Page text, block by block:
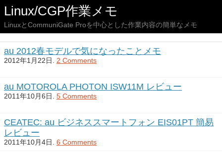
Linux/CGP作業メモ
LinuxとCommuniGate Proを中心とした作業内容の簡単なメモ
au 2012春モデルで気になったことメモ
2012年1月22日. 2 Comments
au MOTOROLA PHOTON ISW11M レビュー
2011年10月6日. 5 Comments
CEATEC: au ビジネススマートフォン EIS01PT 簡易
レビュー
2011年10月4日. 6 Comments